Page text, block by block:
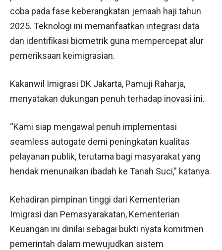
coba pada fase keberangkatan jemaah haji tahun
2025. Teknologi ini memanfaatkan integrasi data
dan identifikasi biometrik guna mempercepat alur
pemeriksaan keimigrasian.
Kakanwil Imigrasi DK Jakarta, Pamuji Raharja,
menyatakan dukungan penuh terhadap inovasi ini.
“Kami siap mengawal penuh implementasi
seamless autogate demi peningkatan kualitas
pelayanan publik, terutama bagi masyarakat yang
hendak menunaikan ibadah ke Tanah Suci,” katanya.
Kehadiran pimpinan tinggi dari Kementerian
Imigrasi dan Pemasyarakatan, Kementerian
Keuangan ini dinilai sebagai bukti nyata komitmen
pemerintah dalam mewujudkan sistem